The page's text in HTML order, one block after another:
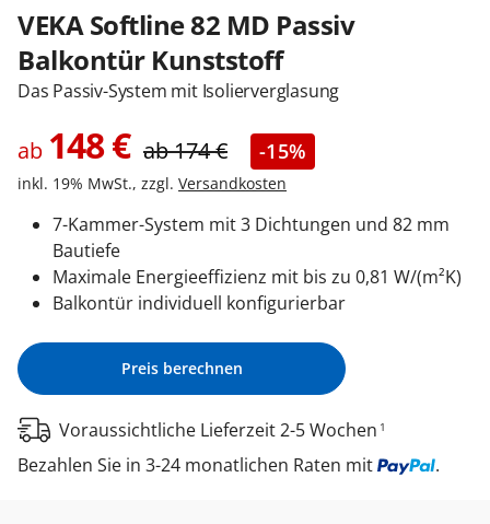
Anmelden / Registrieren
Kontakt / Hilfe
VEKA Softline 82 MD Passiv
Balkontür Kunststoff
Das Passiv-System mit Isolierverglasung
ab 148€ ab174€ -15%
inkl. 19% MwSt., zzgl. Versandkosten
7-Kammer-System mit 3 Dichtungen und 82 mm
Bautiefe
Maximale Energieeffizienz mit bis zu 0,81 W/(m²K)
Balkontür individuell konfigurierbar
Preis berechnen
Voraussichtliche Lieferzeit 2-5 Wochen 1
Bezahlen Sie in 3-24 monatlichen Raten mit .